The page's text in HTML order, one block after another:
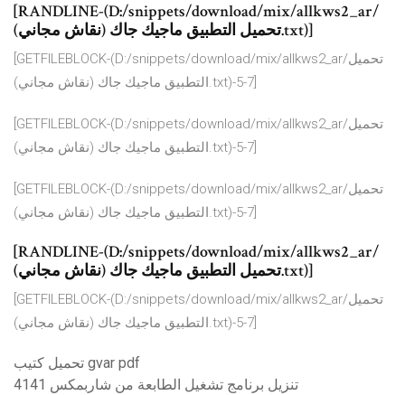
[RANDLINE-(D:/snippets/download/mix/allkws2_ar/
تحميل التطبيق ماجيك جاك (نقاش مجاني).txt)]
[GETFILEBLOCK-(D:/snippets/download/mix/allkws2_ar/تحميل
التطبيق ماجيك جاك (نقاش مجاني).txt)-5-7]
[GETFILEBLOCK-(D:/snippets/download/mix/allkws2_ar/تحميل
التطبيق ماجيك جاك (نقاش مجاني).txt)-5-7]
[GETFILEBLOCK-(D:/snippets/download/mix/allkws2_ar/تحميل
التطبيق ماجيك جاك (نقاش مجاني).txt)-5-7]
[RANDLINE-(D:/snippets/download/mix/allkws2_ar/
تحميل التطبيق ماجيك جاك (نقاش مجاني).txt)]
[GETFILEBLOCK-(D:/snippets/download/mix/allkws2_ar/تحميل
التطبيق ماجيك جاك (نقاش مجاني).txt)-5-7]
تحميل كتيب gvar pdf
تنزيل برنامج تشغيل الطابعة من شاربمكس 4141